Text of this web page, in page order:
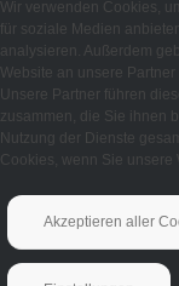
Wir verwenden Cookies,
für soziale Medien
analysieren. Außerdem
Website an unsere
Unsere Partner führen
zusammen, die Sie ihnen
Nutzung der Dienste
Cookies, wenn Sie unsere
Akzeptieren aller